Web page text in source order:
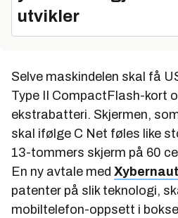
utvikler
Selve maskindelen skal få
Type II CompactFlash-kort
ekstrabatteri. Skjermen,
skal ifølge C Net føles like
13-tommers skjerm på 60
En ny avtale med Xybernaut
patenter på slik teknologi,
mobiltelefon-oppsett i